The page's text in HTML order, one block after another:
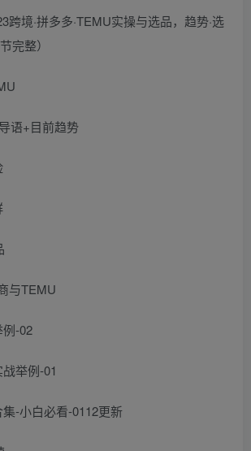
语+目前趋势
与TEMU
-02
举例-01
-小白必看-0112更新